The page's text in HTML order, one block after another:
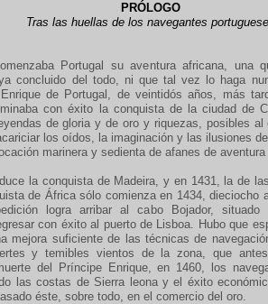
PRÓLOGO
Tras las huellas de los navegantes
Portugal su aventura africana, una
concluido del todo, ni que tal vez lo haga
de Portugal, de veintidós años, más
con éxito la conquista de la ciudad de
de gloria y de oro y riquezas, posibles al
los oídos, la imaginación y las ilusiones
marinera y sedienta de afanes de
la conquista de Madeira, y en 1431, la de
de África sólo comienza en 1434, dieciocho
logra arribar al cabo Bojador,
con éxito al puerto de Lisboa. Hubo que
mejora suficiente de las técnicas de
y temibles vientos de la zona, que
del Príncipe Enrique, en 1460, los
las costas de Sierra leona y el éxito
éste, sobre todo, en el comercio del oro.